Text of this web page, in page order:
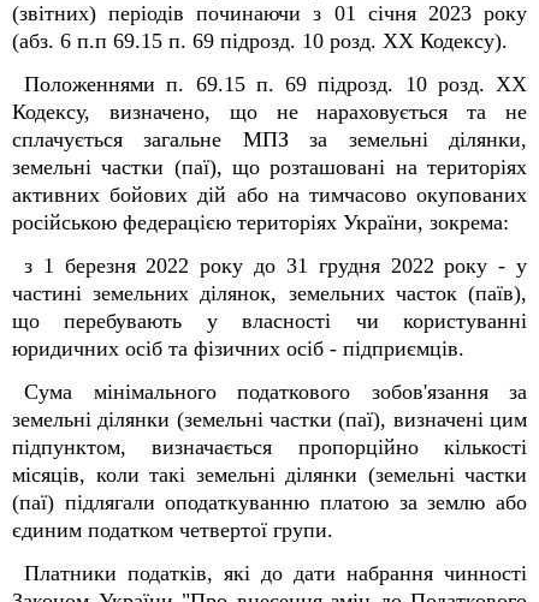
(звітних) періодів починаючи з 01 січня 2023 року
(абз. 6 п.п 69.15 п. 69 підрозд. 10 розд. XX Кодексу).
Положеннями п. 69.15 п. 69 підрозд. 10 розд. XX
Кодексу, визначено, що не нараховується та не
сплачується загальне МПЗ за земельні ділянки,
земельні частки (паї), що розташовані на територіях
активних бойових дій або на тимчасово окупованих
російською федерацією територіях України, зокрема:
з 1 березня 2022 року до 31 грудня 2022 року - у
частині земельних ділянок, земельних часток (паїв),
що перебувають у власності чи користуванні
юридичних осіб та фізичних осіб - підприємців.
Сума мінімального податкового зобов'язання за
земельні ділянки (земельні частки (паї), визначені цим
підпунктом, визначається пропорційно кількості
місяців, коли такі земельні ділянки (земельні частки
(паї) підлягали оподаткуванню платою за землю або
єдиним податком четвертої групи.
Платники податків, які до дати набрання чинності